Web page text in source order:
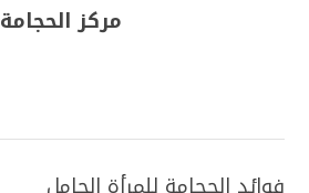
مركز الحجامة